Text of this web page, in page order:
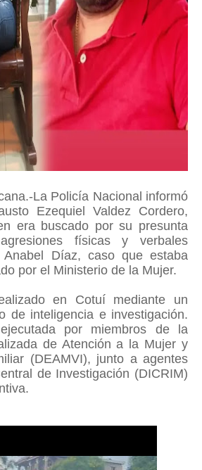
La Policía Nacional informó
Ezequiel Valdez Cordero,
era buscado por su presunta
físicas y verbales
Anabel Díaz, caso que estaba
por el Ministerio de la Mujer.
en Cotuí mediante un
de inteligencia e investigación.
por miembros de la
de Atención a la Mujer y
(DEAMVI), junto a agentes
de Investigación (DICRIM)